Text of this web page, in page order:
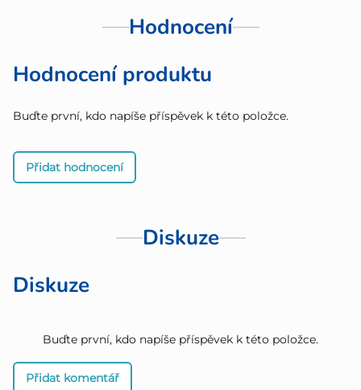
Hodnocení
Hodnocení produktu
Buďte první, kdo napíše příspěvek k této položce.
Přidat hodnocení
Diskuze
Diskuze
Buďte první, kdo napíše příspěvek k této položce.
Přidat komentář